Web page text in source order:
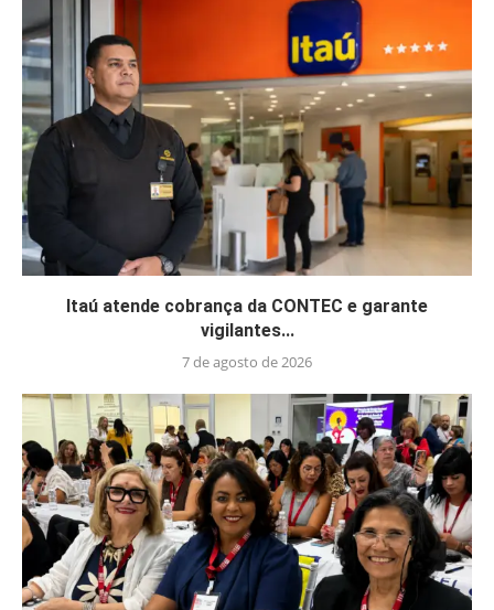
Itaú atende cobrança da CONTEC e garante
vigilantes...
7 de agosto de 2026